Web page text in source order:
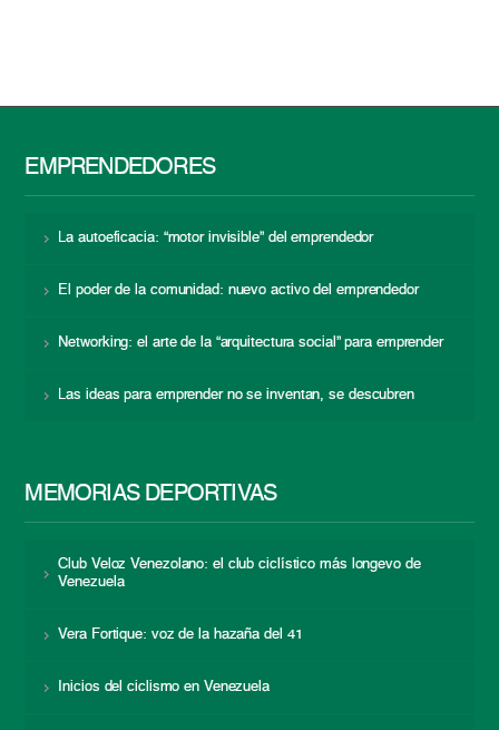
EMPRENDEDORES
La autoeficacia: “motor invisible” del emprendedor
El poder de la comunidad: nuevo activo del emprendedor
Networking: el arte de la “arquitectura social” para emprender
Las ideas para emprender no se inventan, se descubren
MEMORIAS DEPORTIVAS
Club Veloz Venezolano: el club ciclístico más longevo de
Venezuela
Vera Fortique: voz de la hazaña del 41
Inicios del ciclismo en Venezuela